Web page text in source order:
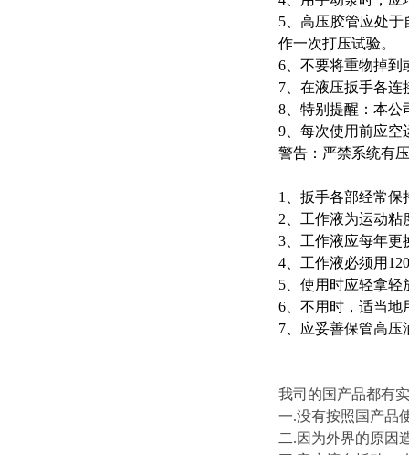
5、高压胶管应处
作一次打压试验。
6、不要将重物掉到
7、在液压扳手各
8、特别提醒：本
9、每次使用前应空
警告：严禁系统有
1、扳手各部经常
2、工作液为运动
3、工作液应每年更
4、工作液必须用
5、使用时应轻拿轻
6、不用时，适当地
7、应妥善保管高
我司的国产品都有
一.没有按照国产品
二.因为外界的原因